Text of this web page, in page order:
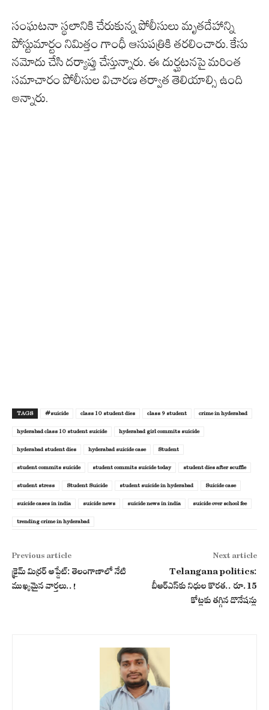
సంఘటనా స్థలానికి చేరుకున్న పోలీసులు మృతదేహాన్ని
పోస్టుమార్టం నిమిత్తం గాంధీ ఆసుపత్రికి తరలించారు. కేసు
నమోదు చేసి దర్యాప్తు చేస్తున్నారు. ఈ దుర్ఘటనపై మరింత
సమాచారం పోలీసుల విచారణ తర్వాత తెలియాల్సి ఉంది
అన్నారు.
TAGS #suicide class 10 student dies class 9 student crime in hyderabad
hyderabad class 10 student suicide hyderabad girl commits suicide
hyderabad student dies hyderabad suicide case Student
student commits suicide student commits suicide today student dies after scuffle
student stress Student Suicide student suicide in hyderabad Suicide case
suicide cases in india suicide news suicide news in india suicide over school fee
trending crime in hyderabad
Previous article
క్రైమ్ మిర్రర్ అప్డేట్: తెలంగాణాలో నేటి
ముఖ్యమైన వార్తలు..!
Next article
Telangana politics:
బీఆర్ఎస్‌కు నిధుల కొరత.. రూ.15
కోట్లకు తగ్గిన డొనేషన్లు